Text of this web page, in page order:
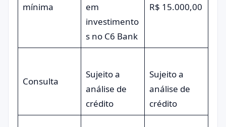
mínima
em
investimento
s no C6 Bank
R$ 15.000,00
Consulta
Sujeito a
análise de
crédito
Sujeito a
análise de
crédito